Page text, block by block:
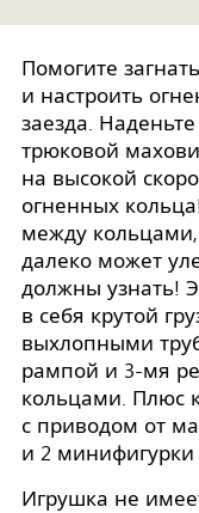
Помогите
и настроить
заезда.
трюковой
на высокой
огненных
между кольцами,
далеко может
должны узнать!
в себя крутой
выхлопными
рампой и 3-мя
кольцами. Плюс
с приводом от
и 2 минифигурки
Игрушка не